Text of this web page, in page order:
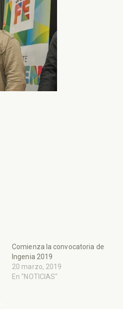
Comienza la convocatoria de
Ingenia 2019
20 marzo, 2019
En "NOTICIAS"